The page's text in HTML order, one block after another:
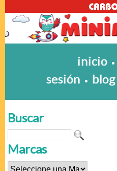
inicio •
sesión • blog
Buscar
Marcas